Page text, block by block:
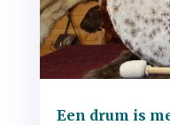
Een drum is